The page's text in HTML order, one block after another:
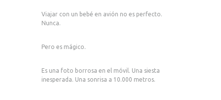
Viajar con un bebé en avión no es perfecto.
Nunca.
Pero es mágico.
Es una foto borrosa en el móvil. Una siesta
inesperada. Una sonrisa a 10.000 metros.